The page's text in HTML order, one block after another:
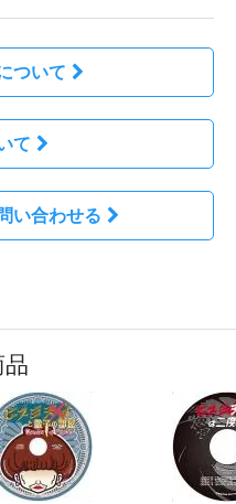
ついて
て
い合わせる